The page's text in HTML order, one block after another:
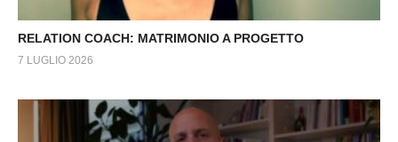
RELATION COACH: MATRIMONIO A PROGETTO
7 LUGLIO 2026